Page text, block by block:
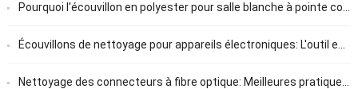
Pourquoi l'écouvillon en polyester pour salle blanche à pointe courbée PS-768 est essentiel pour un nettoyage de précision
Écouvillons de nettoyage pour appareils électroniques: L'outil essentiel pour la maintenance électronique de précision
Nettoyage des connecteurs à fibre optique: Meilleures pratiques, Méthodes, et guide des outils de nettoyage